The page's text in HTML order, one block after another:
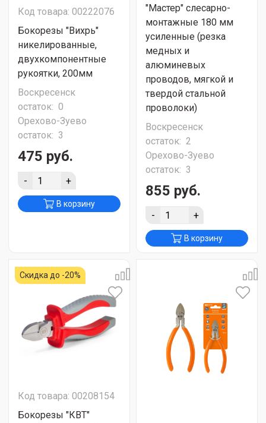
Код товара: 00222076
Бокорезы "Вихрь"
никелированные,
двухкомпонентные
рукоятки, 200мм
Воскресенск
остаток: 0
Орехово-Зуево
остаток: 3
475 руб.
- +
В корзину
"Мастер" слесарно-
монтажные 180 мм
усиленные (резка
медных и
алюминевых
проводов, мягкой и
твердой стальной
проволоки)
Воскресенск
остаток: 2
Орехово-Зуево
остаток: 3
855 руб.
- +
В корзину
Скидка до -20%
Код товара: 00208154
Бокорезы "КВТ"